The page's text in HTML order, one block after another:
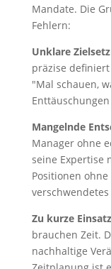
Mandate. Die
Fehlern:
Unklare
präzise
"Mal schauen,
Mangelnde
Manager ohne
seine Expertise
Positionen
Zu kurze
brauchen Zeit.
nachhaltige